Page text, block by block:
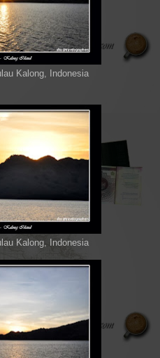
Kalong, Indonesia
Kalong, Indonesia